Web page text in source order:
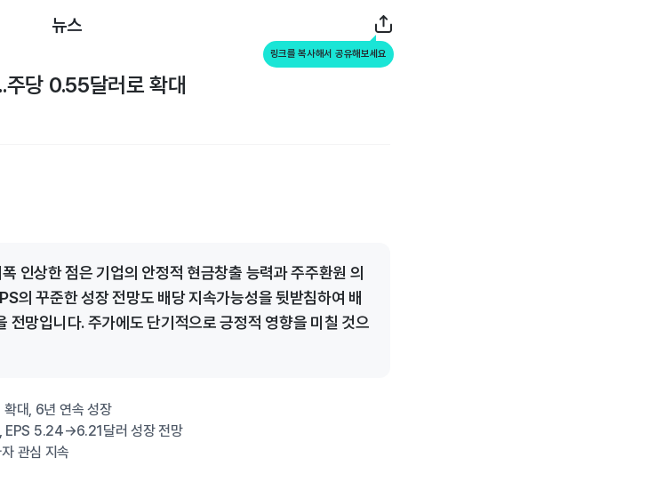
뉴스
링크를 복사해서 공유해보세요
당 0.55달러로 확대
인상한 점은 기업의 안정적 현금창출 능력과 주주환원 의
의 꾸준한 성장 전망도 배당 지속가능성을 뒷받침하여 배
전망입니다. 주가에도 단기적으로 긍정적 영향을 미칠 것으
대, 6년 연속 성장
5.24→6.21달러 성장 전망
관심 지속